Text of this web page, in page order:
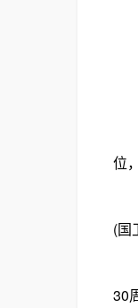
位
(国
30